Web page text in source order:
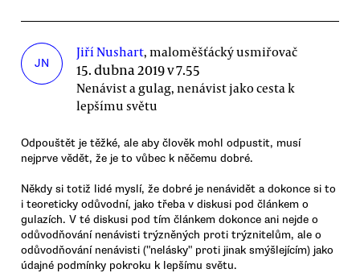
JN
Jiří Nushart, maloměšťácký usmiřovač
15. dubna 2019 v 7.55
Nenávist a gulag, nenávist jako cesta k
lepšímu světu
Odpouštět je těžké, ale aby člověk mohl odpustit, musí
nejprve vědět, že je to vůbec k něčemu dobré.
Někdy si totiž lidé myslí, že dobré je nenávidět a dokonce si to
i teoreticky odůvodní, jako třeba v diskusi pod článkem o
gulazích. V té diskusi pod tím článkem dokonce ani nejde o
odůvodňování nenávisti trýzněných proti trýznitelům, ale o
odůvodňování nenávisti ("nelásky" proti jinak smýšlejícím) jako
údajné podmínky pokroku k lepšímu světu.